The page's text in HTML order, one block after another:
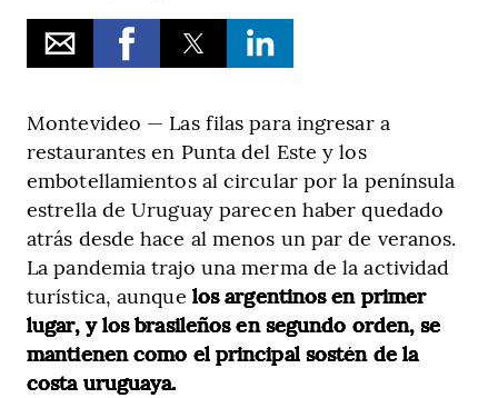
Montevideo — Las filas para ingresar a
restaurantes en Punta del Este y los
embotellamientos al circular por la península
estrella de Uruguay parecen haber quedado
atrás desde hace al menos un par de veranos.
La pandemia trajo una merma de la actividad
turística, aunque los argentinos en primer
lugar, y los brasileños en segundo orden, se
mantienen como el principal sostén de la
costa uruguaya.